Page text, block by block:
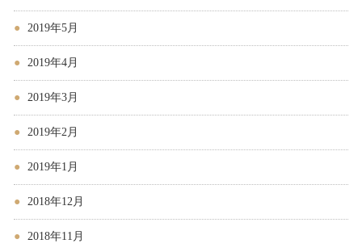
2019年5月
2019年4月
2019年3月
2019年2月
2019年1月
2018年12月
2018年11月